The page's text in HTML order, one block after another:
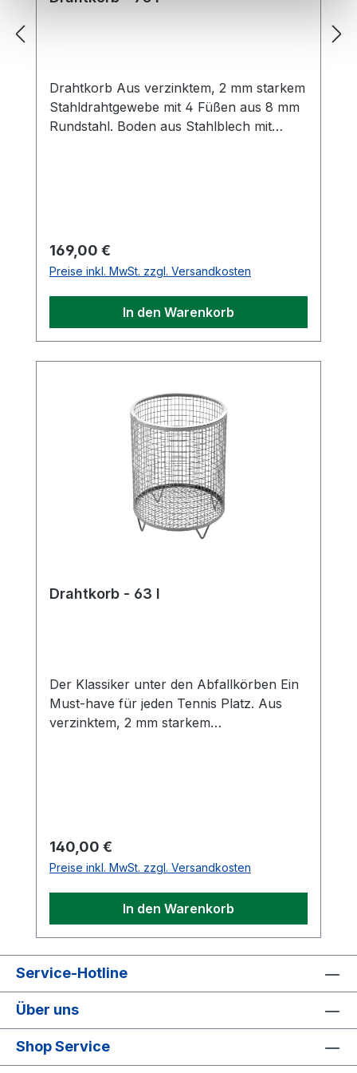
Drahtkorb Aus verzinktem, 2 mm starkem
Stahldrahtgewebe mit 4 Füßen aus 8 mm
Rundstahl. Boden aus Stahlblech mit
Regulärer Preis:
169,00 €
Preise inkl. MwSt. zzgl. Versandkosten
In den Warenkorb
Drahtkorb - 63 l
Der Klassiker unter den Abfallkörben Ein
Must-have für jeden Tennis Platz. Aus
verzinktem, 2 mm starkem
Regulärer Preis:
140,00 €
Preise inkl. MwSt. zzgl. Versandkosten
In den Warenkorb
Service-Hotline
Über uns
Shop Service